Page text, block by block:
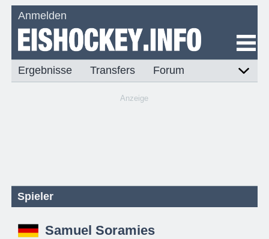
Anmelden
Ergebnisse Transfers Forum
Anzeige
Spieler
Samuel Soramies